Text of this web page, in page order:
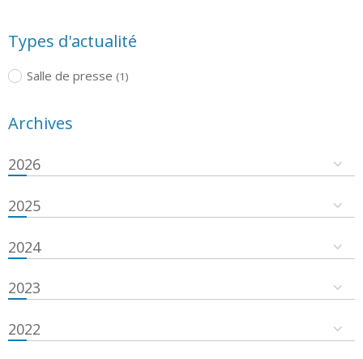
Types d'actualité
Salle de presse (1)
Archives
2026
2025
2024
2023
2022